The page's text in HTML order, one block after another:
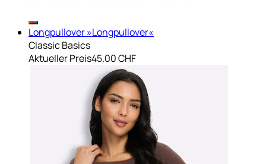
Longpullover »Longpullover«
Classic Basics
Aktueller Preis45.00 CHF